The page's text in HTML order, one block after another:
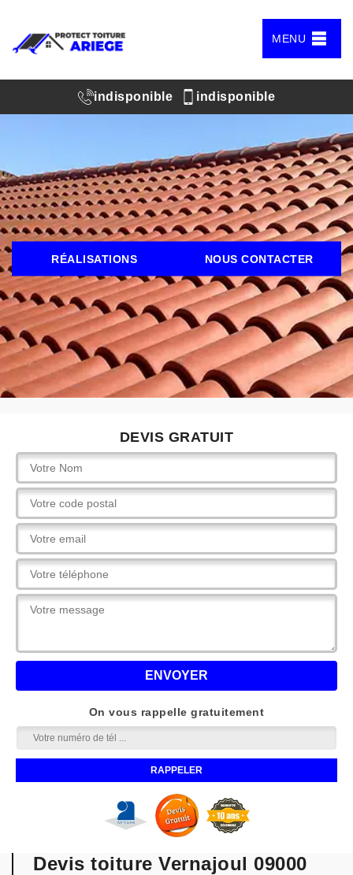
MENU
indisponible indisponible
RÉALISATIONS NOUS CONTACTER
DEVIS GRATUIT
On vous rappelle gratuitement
Devis toiture Vernajoul 09000